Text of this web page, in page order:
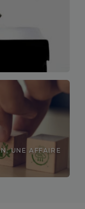
UNE AFFAIRE